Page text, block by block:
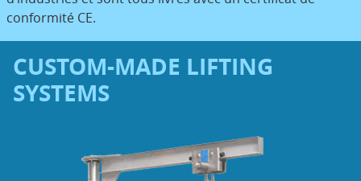
conformité CE.
CUSTOM-MADE LIFTING
SYSTEMS